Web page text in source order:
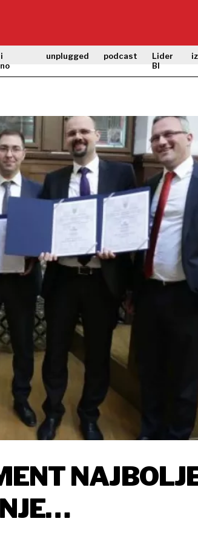
unplugged podcast
Lider
BI